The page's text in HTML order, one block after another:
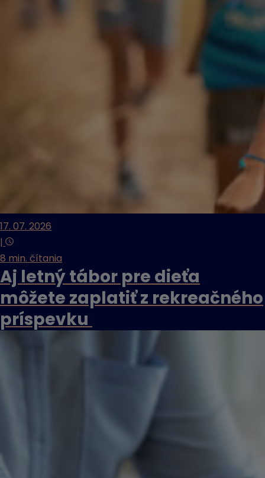
17. 07. 2026
|
8 min. čítania
Aj letný tábor pre dieťa
môžete zaplatiť z rekreačného
príspevku